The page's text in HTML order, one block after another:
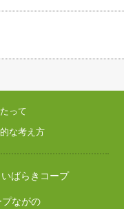
って
な考え方
いばらきコープ
プながの